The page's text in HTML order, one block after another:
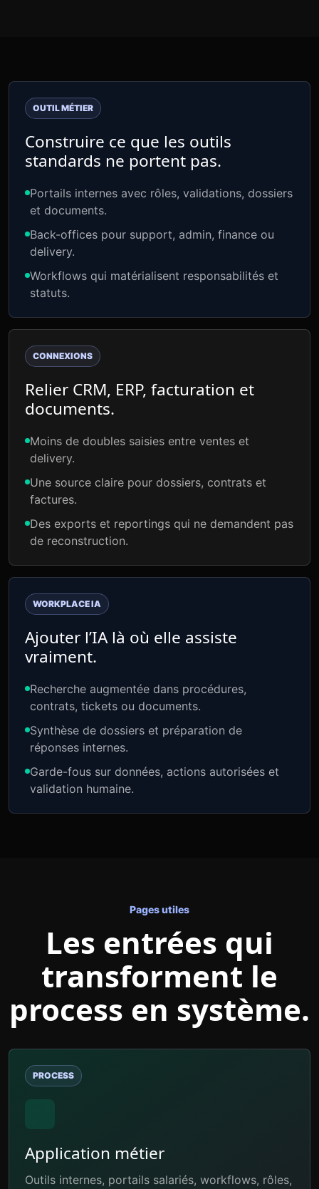
OUTIL MÉTIER
Construire ce que les outils
standards ne portent pas.
Portails internes avec rôles, validations, dossiers
et documents.
Back-offices pour support, admin, finance ou
delivery.
Workflows qui matérialisent responsabilités et
statuts.
CONNEXIONS
Relier CRM, ERP, facturation et
documents.
Moins de doubles saisies entre ventes et
delivery.
Une source claire pour dossiers, contrats et
factures.
Des exports et reportings qui ne demandent pas
de reconstruction.
WORKPLACE IA
Ajouter l’IA là où elle assiste
vraiment.
Recherche augmentée dans procédures,
contrats, tickets ou documents.
Synthèse de dossiers et préparation de
réponses internes.
Garde-fous sur données, actions autorisées et
validation humaine.
Pages utiles
Les entrées qui
transforment le
process en système.
PROCESS
Application métier
Outils internes, portails salariés, workflows, rôles,